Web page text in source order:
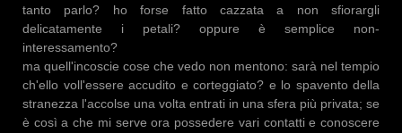
tanto parlo? ho forse fatto cazzata a non sfiorargli
delicatamente i petali? oppure è semplice non-
ma quell'incoscie cose che vedo non mentono: sarà nel tempio
ch'ello voll'essere accudito e corteggiato? e lo spavento della
stranezza l'accolse una volta entrati in una sfera più privata; se
è così a che mi serve ora possedere vari contatti e conoscere